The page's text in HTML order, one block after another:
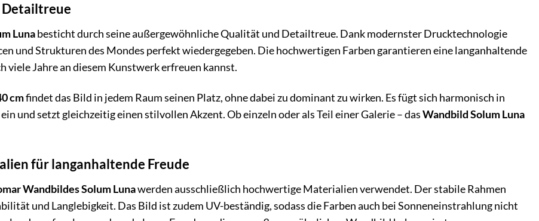
Lunabesticht durch seine außergewöhnliche Qualität und Detailtreue. Dank modernster Drucktechnologie
und Strukturen des Mondes perfekt wiedergegeben. Die hochwertigen Farben garantieren eine langanhaltende
viele Jahre an diesem Kunstwerk erfreuen kannst.
cmfindet das Bild in jedem Raum seinen Platz, ohne dabei zu dominant zu wirken. Es fügt sich harmonisch in
und setzt gleichzeitig einen stilvollen Akzent. Ob einzeln oder als Teil einer Galerie – dasWandbild Solum Luna
für langanhaltende Freude
Wandbildes Solum Lunawerden ausschließlich hochwertige Materialien verwendet. Der stabile Rahmen
und Langlebigkeit. Das Bild ist zudem UV-beständig, sodass die Farben auch bei Sonneneinstrahlung nicht